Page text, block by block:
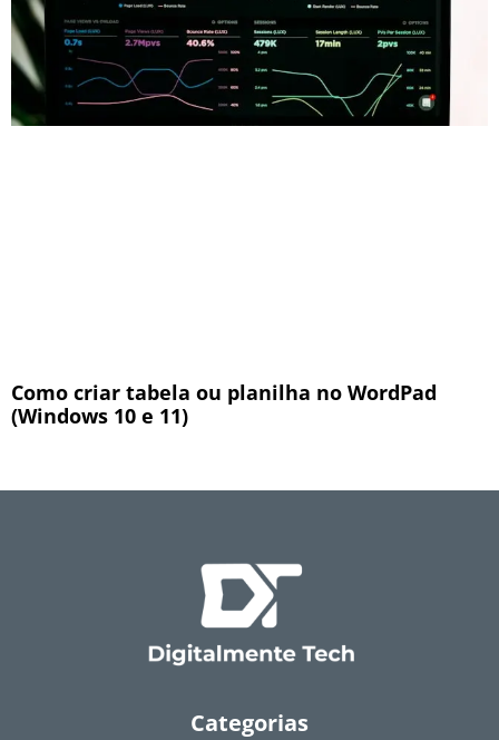
Como criar tabela ou planilha no WordPad
(Windows 10 e 11)
Categorias